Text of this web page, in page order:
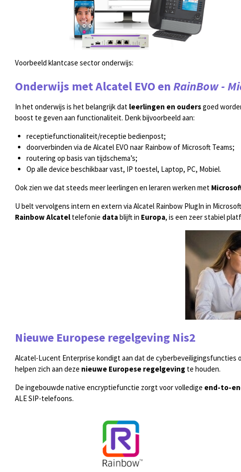
Voorbeeld klantcase sector onderwijs:
Onderwijs met Alcatel EVO en RainBow -
In het onderwijs is het belangrijk dat leerlingen en oudersgoed
boost te geven aan functionaliteit. Denk bijvoorbeeld aan:
receptiefunctionaliteit/receptie bedienpost;
doorverbinden via de Alcatel EVO naar Rainbow of Microsoft Teams;
routering op basis van tijdschema’s;
Op alle device beschikbaar vast, IP toestel, Laptop, PC, Mobiel.
Ook zien we dat steeds meer leerlingen en leraren werken met
U belt vervolgens intern en extern via Alcatel Rainbow PlugIn in
Rainbow Alcatel telefonie datablijft in Europa, is een zeer stabiel
Nieuwe Europese regelgeving Nis2
Alcatel-Lucent Enterprise kondigt aan dat de cyberbeveiligingsfuncties
helpen zich aan deze nieuwe Europese regelgeving te houden.
De ingebouwde native encryptiefunctie zorgt voor volledige end-to-
ALE SIP-telefoons.